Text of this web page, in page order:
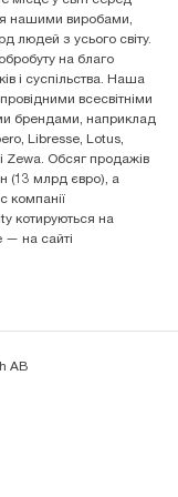
19,
нашими виробами,
людей з усього світу.
на благо
і суспільства. Наша
всесвітніми
брендами, наприклад
Libresse, Lotus,
Zewa. Обсяг продажів
(13 млрд євро), а
компанії
котируються на
— на сайті
AB